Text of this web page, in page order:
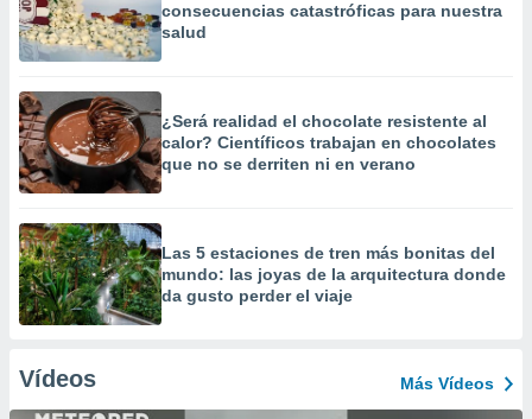
consecuencias catastróficas para nuestra
salud
¿Será realidad el chocolate resistente al
calor? Científicos trabajan en chocolates
que no se derriten ni en verano
Las 5 estaciones de tren más bonitas del
mundo: las joyas de la arquitectura donde
da gusto perder el viaje
Vídeos Más Vídeos